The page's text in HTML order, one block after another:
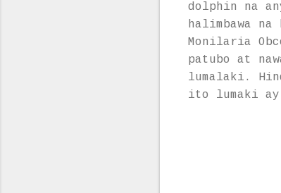
dolphin na
halimbawa
Monilaria
patubo at
lumalaki.
ito lumaki